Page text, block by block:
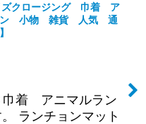
ズクロージング 巾着 ア
ン 小物 雑貨 人気 通
巾着 アニマルラン
ランチョンマット